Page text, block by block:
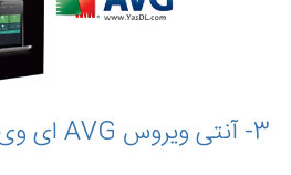
3- آنتی ویروس AVG ای وی جی